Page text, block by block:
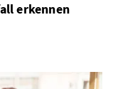
erkennen